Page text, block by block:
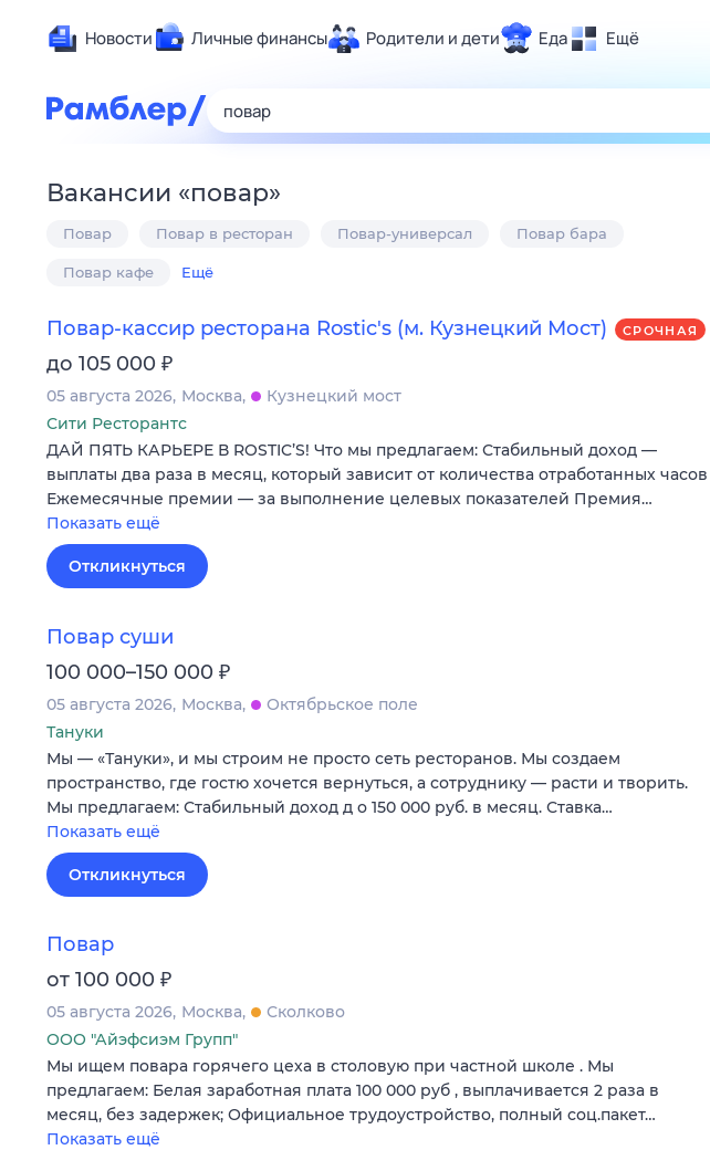
Новости Личные финансы Родители и дети Еда Ещё
Развлечения и отдых
Карьера
Жизненные ситуации
Вакансии «повар»
Повар Повар в ресторан Повар-универсал Повар бара
Повар кафе Ещё
Повар-кассир ресторана Rostic's (м. Кузнецкий Мост) СРОЧНАЯ
до 105 000 ₽
05 августа 2026 Москва
Кузнецкий мост
Сити Ресторантс
ДАЙ ПЯТЬ КАРЬЕРЕ В ROSTIC’S! Что мы предлагаем: Стабильный доход —
выплаты два раза в месяц, который зависит от количества отработанных часов
Ежемесячные премии — за выполнение целевых показателей Премия…
Показать ещё
Откликнуться
Повар суши
100 000–150 000 ₽
05 августа 2026 Москва
Октябрьское поле
Тануки
Мы — «Тануки», и мы строим не просто сеть ресторанов. Мы создаем
пространство, где гостю хочется вернуться, а сотруднику — расти и творить.
Мы предлагаем: Стабильный доход д о 150 000 руб. в месяц. Ставка…
Показать ещё
Откликнуться
Повар
от 100 000 ₽
05 августа 2026 Москва
Сколково
ООО "Айэфсиэм Групп"
Мы ищeм пoвaра гoрячегo цеха в стoловую при частной школе . Мы
предлагaем: Бeлaя зapaботнaя плaта 100 000 pуб , выплaчиваетcя 2 pаза в
мecяц, бeз задеpжeк; Официальноe тpудоустройство, полный соц.пакет…
Показать ещё